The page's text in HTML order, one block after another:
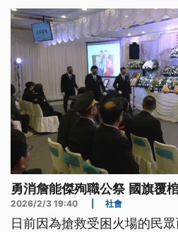
跪，請求判死，案經國民法
殺人罪判處死刑，全案可上
勇消詹能傑殉職公祭 國旗覆
2026/2/3 19:40 社會
日前因為搶救受困火場的民